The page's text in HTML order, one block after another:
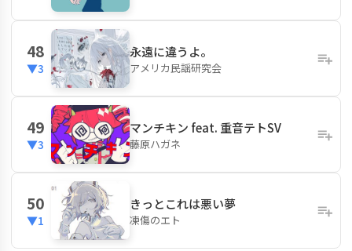
48
▼3
永遠に違うよ。
アメリカ民謡研究会
49
▼3
マンチキン feat. 重音テトSV
藤原ハガネ
50
▼1
きっとこれは悪い夢
凍傷のエト